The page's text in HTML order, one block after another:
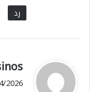
رد
ي
ق
21/04/2026